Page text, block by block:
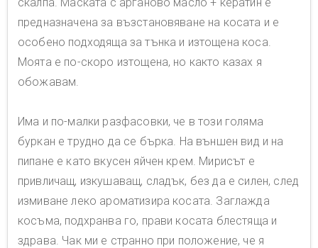
предназначена за възстановяване на косата и е
особено подходяща за тънка и изтощена коса.
Моята е по-скоро изтощена, но както казах я
обожавам.
Има и по-малки разфасовки, че в този голяма
буркан е трудно да се бърка. На външен вид и на
пипане е като вкусен яйчен крем. Мирисът е
привличащ, изкушаващ, сладък, без да е силен, след
измиване леко ароматизира косата. Заглажда
косъма, подхранва го, прави косата блестяща и
здрава. Чак ми е странно при положение, че я